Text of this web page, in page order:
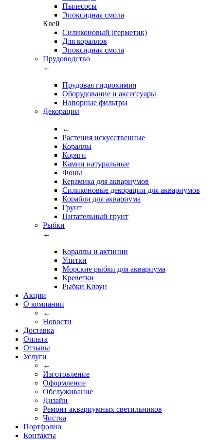
Пылесосы
Эпоксидная смола
Клей
Силиконовый (герметик)
Для кораллов
Эпоксидная смола
Прудоводство
←
Прудовая гидрохимия
Оборудование и аксессуары
Напорные фильтры
Декорации
←
Растения искусственные
Кораллы
Коряги
Камни натуральные
Фоны
Керамика для аквариумов
Силиконовые декорации для аквариумов
Корабли для аквариума
Грунт
Питательный грунт
Рыбки
←
Кораллы и актинии
Улитки
Морские рыбки для аквариума
Креветки
Рыбки Клоун
Акции
О компании
←
Новости
Доставка
Оплата
Отзывы
Услуги
←
Изготовление
Оформление
Обслуживание
Дизайн
Ремонт аквариумных светильников
Чистка
Портфолио
Контакты